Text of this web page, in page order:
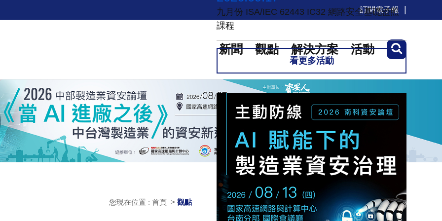
訂閱電子報
新聞 觀點 解決方案 活動
您現在位置 : 首頁 > 觀點
九月份 ISA/IEC 62443 IC32 網路安全基礎證照
課程
看更多活動